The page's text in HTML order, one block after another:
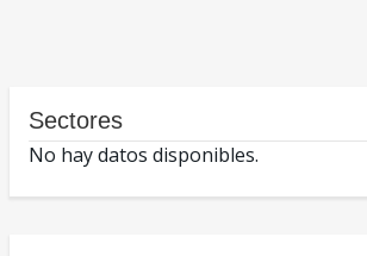
Sectores
No hay datos disponibles.